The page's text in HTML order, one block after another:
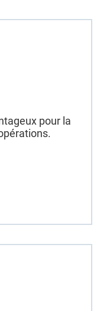
pour la